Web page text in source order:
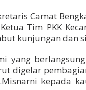
Camat
Tim PKK
kunjungan dan
yang
digelar
kepada